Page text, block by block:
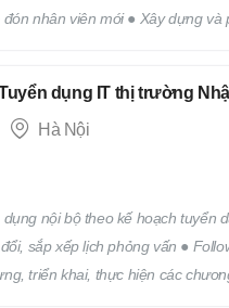
nhân viên mới ● Xây dựng
dụng IT thị trường
Hà Nội
nội bộ theo kế hoạch tuyển
sắp xếp lịch phỏng vấn ●
triển khai, thực hiện các